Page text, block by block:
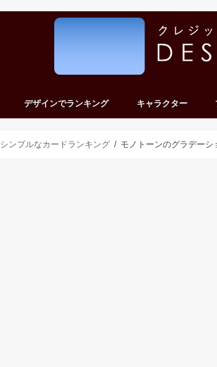
デザインでランキング キャラクター
シンプルなカードランキング モノトーンのグラデーシ